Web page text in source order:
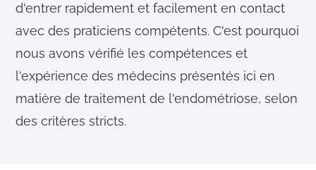
d'entrer rapidement et facilement en contact
avec des praticiens compétents. C'est pourquoi
nous avons vérifié les compétences et
l'expérience des médecins présentés ici en
matière de traitement de l'endométriose, selon
des critères stricts.